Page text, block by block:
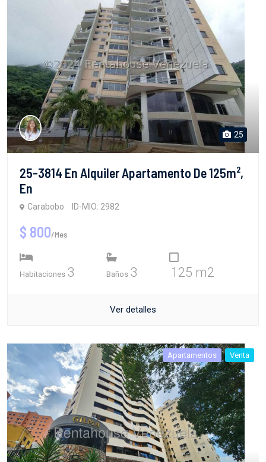
25
25-3814 En Alquiler Apartamento De 125m²,
En
Carabobo ID-MIO: 2982
$ 800/Mes
Habitaciones 3 Baños 3 125 m2
Ver detalles
Apartamentos Venta